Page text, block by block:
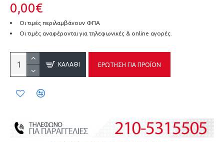
0,00€
Οι τιμές περιλαμβάνουν ΦΠΑ
Οι τιμές αναφέρονται για τηλεφωνικές & online αγορές.
ΚΑΛΆΘΙ ΕΡΏΤΗΣΗ ΓΙΑ ΠΡΟΪΌΝ